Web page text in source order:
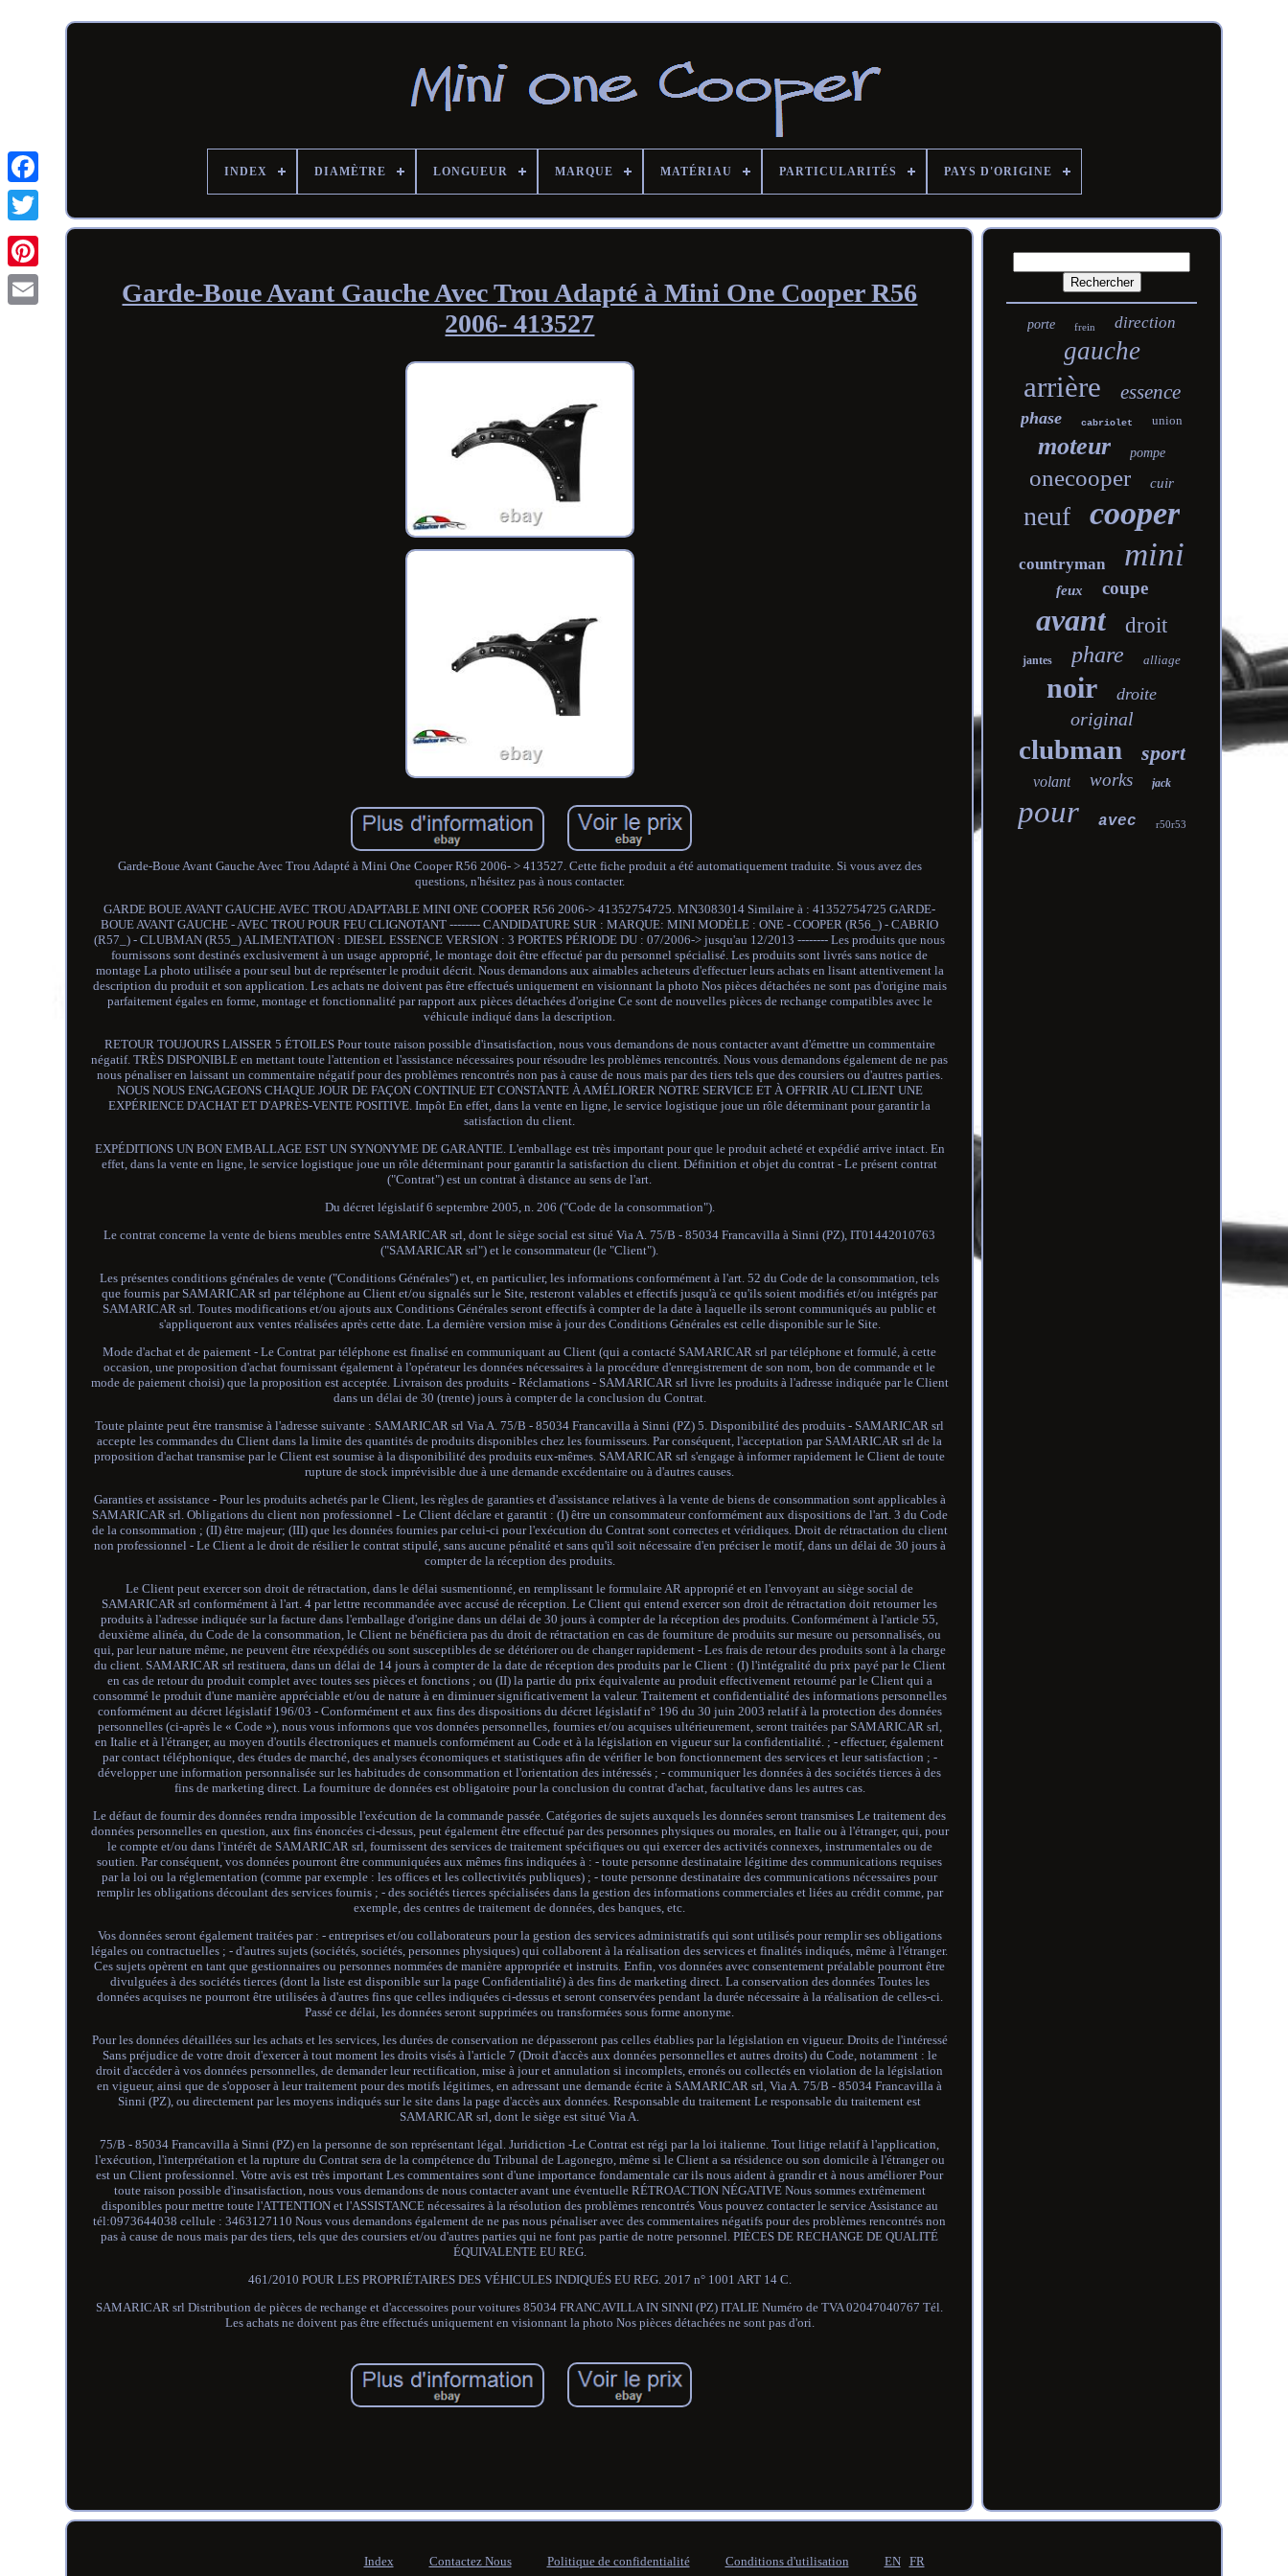
INDEX DIAMÈTRE LONGUEUR MARQUE MATÉRIAU PARTICULARITÉS PAYS D'ORIGINE
Garde-Boue Avant Gauche Avec Trou Adapté à Mini One Cooper R56
2006- 413527
Garde-Boue Avant Gauche Avec Trou Adapté à Mini One Cooper R56 2006- > 413527. Cette fiche produit a été automatiquement traduite. Si vous avez des
questions, n'hésitez pas à nous contacter.
GARDE BOUE AVANT GAUCHE AVEC TROU ADAPTABLE MINI ONE COOPER R56 2006-> 41352754725. MN3083014 Similaire à : 41352754725 GARDE-
BOUE AVANT GAUCHE - AVEC TROU POUR FEU CLIGNOTANT -------- CANDIDATURE SUR : MARQUE: MINI MODÈLE : ONE - COOPER (R56_) - CABRIO
(R57_) - CLUBMAN (R55_) ALIMENTATION : DIESEL ESSENCE VERSION : 3 PORTES PÉRIODE DU : 07/2006-> jusqu'au 12/2013 -------- Les produits que nous
fournissons sont destinés exclusivement à un usage approprié, le montage doit être effectué par du personnel spécialisé. Les produits sont livrés sans notice de
montage La photo utilisée a pour seul but de représenter le produit décrit. Nous demandons aux aimables acheteurs d'effectuer leurs achats en lisant attentivement la
description du produit et son application. Les achats ne doivent pas être effectués uniquement en visionnant la photo Nos pièces détachées ne sont pas d'origine mais
parfaitement égales en forme, montage et fonctionnalité par rapport aux pièces détachées d'origine Ce sont de nouvelles pièces de rechange compatibles avec le
véhicule indiqué dans la description.
RETOUR TOUJOURS LAISSER 5 ÉTOILES Pour toute raison possible d'insatisfaction, nous vous demandons de nous contacter avant d'émettre un commentaire
négatif. TRÈS DISPONIBLE en mettant toute l'attention et l'assistance nécessaires pour résoudre les problèmes rencontrés. Nous vous demandons également de ne pas
nous pénaliser en laissant un commentaire négatif pour des problèmes rencontrés non pas à cause de nous mais par des tiers tels que des coursiers ou d'autres parties.
NOUS NOUS ENGAGEONS CHAQUE JOUR DE FAÇON CONTINUE ET CONSTANTE À AMÉLIORER NOTRE SERVICE ET À OFFRIR AU CLIENT UNE
EXPÉRIENCE D'ACHAT ET D'APRÈS-VENTE POSITIVE. Impôt En effet, dans la vente en ligne, le service logistique joue un rôle déterminant pour garantir la
satisfaction du client.
EXPÉDITIONS UN BON EMBALLAGE EST UN SYNONYME DE GARANTIE. L'emballage est très important pour que le produit acheté et expédié arrive intact. En
effet, dans la vente en ligne, le service logistique joue un rôle déterminant pour garantir la satisfaction du client. Définition et objet du contrat - Le présent contrat
("Contrat") est un contrat à distance au sens de l'art.
Du décret législatif 6 septembre 2005, n. 206 ("Code de la consommation").
Le contrat concerne la vente de biens meubles entre SAMARICAR srl, dont le siège social est situé Via A. 75/B - 85034 Francavilla à Sinni (PZ), IT01442010763
("SAMARICAR srl") et le consommateur (le "Client").
Les présentes conditions générales de vente ("Conditions Générales") et, en particulier, les informations conformément à l'art. 52 du Code de la consommation, tels
que fournis par SAMARICAR srl par téléphone au Client et/ou signalés sur le Site, resteront valables et effectifs jusqu'à ce qu'ils soient modifiés et/ou intégrés par
SAMARICAR srl. Toutes modifications et/ou ajouts aux Conditions Générales seront effectifs à compter de la date à laquelle ils seront communiqués au public et
s'appliqueront aux ventes réalisées après cette date. La dernière version mise à jour des Conditions Générales est celle disponible sur le Site.
Mode d'achat et de paiement - Le Contrat par téléphone est finalisé en communiquant au Client (qui a contacté SAMARICAR srl par téléphone et formulé, à cette
occasion, une proposition d'achat fournissant également à l'opérateur les données nécessaires à la procédure d'enregistrement de son nom, bon de commande et le
mode de paiement choisi) que la proposition est acceptée. Livraison des produits - Réclamations - SAMARICAR srl livre les produits à l'adresse indiquée par le Client
dans un délai de 30 (trente) jours à compter de la conclusion du Contrat.
Toute plainte peut être transmise à l'adresse suivante : SAMARICAR srl Via A. 75/B - 85034 Francavilla à Sinni (PZ) 5. Disponibilité des produits - SAMARICAR srl
accepte les commandes du Client dans la limite des quantités de produits disponibles chez les fournisseurs. Par conséquent, l'acceptation par SAMARICAR srl de la
proposition d'achat transmise par le Client est soumise à la disponibilité des produits eux-mêmes. SAMARICAR srl s'engage à informer rapidement le Client de toute
rupture de stock imprévisible due à une demande excédentaire ou à d'autres causes.
Garanties et assistance - Pour les produits achetés par le Client, les règles de garanties et d'assistance relatives à la vente de biens de consommation sont applicables à
SAMARICAR srl. Obligations du client non professionnel - Le Client déclare et garantit : (I) être un consommateur conformément aux dispositions de l'art. 3 du Code
de la consommation ; (II) être majeur; (III) que les données fournies par celui-ci pour l'exécution du Contrat sont correctes et véridiques. Droit de rétractation du client
non professionnel - Le Client a le droit de résilier le contrat stipulé, sans aucune pénalité et sans qu'il soit nécessaire d'en préciser le motif, dans un délai de 30 jours à
compter de la réception des produits.
Le Client peut exercer son droit de rétractation, dans le délai susmentionné, en remplissant le formulaire AR approprié et en l'envoyant au siège social de
SAMARICAR srl conformément à l'art. 4 par lettre recommandée avec accusé de réception. Le Client qui entend exercer son droit de rétractation doit retourner les
produits à l'adresse indiquée sur la facture dans l'emballage d'origine dans un délai de 30 jours à compter de la réception des produits. Conformément à l'article 55,
deuxième alinéa, du Code de la consommation, le Client ne bénéficiera pas du droit de rétractation en cas de fourniture de produits sur mesure ou personnalisés, ou
qui, par leur nature même, ne peuvent être réexpédiés ou sont susceptibles de se détériorer ou de changer rapidement - Les frais de retour des produits sont à la charge
du client. SAMARICAR srl restituera, dans un délai de 14 jours à compter de la date de réception des produits par le Client : (I) l'intégralité du prix payé par le Client
en cas de retour du produit complet avec toutes ses pièces et fonctions ; ou (II) la partie du prix équivalente au produit effectivement retourné par le Client qui a
consommé le produit d'une manière appréciable et/ou de nature à en diminuer significativement la valeur. Traitement et confidentialité des informations personnelles
conformément au décret législatif 196/03 - Conformément et aux fins des dispositions du décret législatif n° 196 du 30 juin 2003 relatif à la protection des données
personnelles (ci-après le « Code »), nous vous informons que vos données personnelles, fournies et/ou acquises ultérieurement, seront traitées par SAMARICAR srl,
en Italie et à l'étranger, au moyen d'outils électroniques et manuels conformément au Code et à la législation en vigueur sur la confidentialité. ; - effectuer, également
par contact téléphonique, des études de marché, des analyses économiques et statistiques afin de vérifier le bon fonctionnement des services et leur satisfaction ; -
développer une information personnalisée sur les habitudes de consommation et l'orientation des intéressés ; - communiquer les données à des sociétés tierces à des
fins de marketing direct. La fourniture de données est obligatoire pour la conclusion du contrat d'achat, facultative dans les autres cas.
Le défaut de fournir des données rendra impossible l'exécution de la commande passée. Catégories de sujets auxquels les données seront transmises Le traitement des
données personnelles en question, aux fins énoncées ci-dessus, peut également être effectué par des personnes physiques ou morales, en Italie ou à l'étranger, qui, pour
le compte et/ou dans l'intérêt de SAMARICAR srl, fournissent des services de traitement spécifiques ou qui exercer des activités connexes, instrumentales ou de
soutien. Par conséquent, vos données pourront être communiquées aux mêmes fins indiquées à : - toute personne destinataire légitime des communications requises
par la loi ou la réglementation (comme par exemple : les offices et les collectivités publiques) ; - toute personne destinataire des communications nécessaires pour
remplir les obligations découlant des services fournis ; - des sociétés tierces spécialisées dans la gestion des informations commerciales et liées au crédit comme, par
exemple, des centres de traitement de données, des banques, etc.
Vos données seront également traitées par : - entreprises et/ou collaborateurs pour la gestion des services administratifs qui sont utilisés pour remplir ses obligations
légales ou contractuelles ; - d'autres sujets (sociétés, sociétés, personnes physiques) qui collaborent à la réalisation des services et finalités indiqués, même à l'étranger.
Ces sujets opèrent en tant que gestionnaires ou personnes nommées de manière appropriée et instruits. Enfin, vos données avec consentement préalable pourront être
divulguées à des sociétés tierces (dont la liste est disponible sur la page Confidentialité) à des fins de marketing direct. La conservation des données Toutes les
données acquises ne pourront être utilisées à d'autres fins que celles indiquées ci-dessus et seront conservées pendant la durée nécessaire à la réalisation de celles-ci.
Passé ce délai, les données seront supprimées ou transformées sous forme anonyme.
Pour les données détaillées sur les achats et les services, les durées de conservation ne dépasseront pas celles établies par la législation en vigueur. Droits de l'intéressé
Sans préjudice de votre droit d'exercer à tout moment les droits visés à l'article 7 (Droit d'accès aux données personnelles et autres droits) du Code, notamment : le
droit d'accéder à vos données personnelles, de demander leur rectification, mise à jour et annulation si incomplets, erronés ou collectés en violation de la législation
en vigueur, ainsi que de s'opposer à leur traitement pour des motifs légitimes, en adressant une demande écrite à SAMARICAR srl, Via A. 75/B - 85034 Francavilla à
Sinni (PZ), ou directement par les moyens indiqués sur le site dans la page d'accès aux données. Responsable du traitement Le responsable du traitement est
SAMARICAR srl, dont le siège est situé Via A.
75/B - 85034 Francavilla à Sinni (PZ) en la personne de son représentant légal. Juridiction -Le Contrat est régi par la loi italienne. Tout litige relatif à l'application,
l'exécution, l'interprétation et la rupture du Contrat sera de la compétence du Tribunal de Lagonegro, même si le Client a sa résidence ou son domicile à l'étranger ou
est un Client professionnel. Votre avis est très important Les commentaires sont d'une importance fondamentale car ils nous aident à grandir et à nous améliorer Pour
toute raison possible d'insatisfaction, nous vous demandons de nous contacter avant une éventuelle RÉTROACTION NÉGATIVE Nous sommes extrêmement
disponibles pour mettre toute l'ATTENTION et l'ASSISTANCE nécessaires à la résolution des problèmes rencontrés Vous pouvez contacter le service Assistance au
tél:0973644038 cellule : 3463127110 Nous vous demandons également de ne pas nous pénaliser avec des commentaires négatifs pour des problèmes rencontrés non
pas à cause de nous mais par des tiers, tels que des coursiers et/ou d'autres parties qui ne font pas partie de notre personnel. PIÈCES DE RECHANGE DE QUALITÉ
ÉQUIVALENTE EU REG.
461/2010 POUR LES PROPRIÉTAIRES DES VÉHICULES INDIQUÉS EU REG. 2017 n° 1001 ART 14 C.
SAMARICAR srl Distribution de pièces de rechange et d'accessoires pour voitures 85034 FRANCAVILLA IN SINNI (PZ) ITALIE Numéro de TVA 02047040767 Tél.
Les achats ne doivent pas être effectués uniquement en visionnant la photo Nos pièces détachées ne sont pas d'ori.
porte frein direction
gauche
arrière essence
phase cabriolet union
moteur pompe
onecooper cuir
neuf cooper
countryman mini
feux coupe
avant droit
jantes phare alliage
noir droite
original
clubman sport
volant works jack
pour avec r50r53
Index Contactez Nous Politique de confidentialité Conditions d'utilisation EN FR